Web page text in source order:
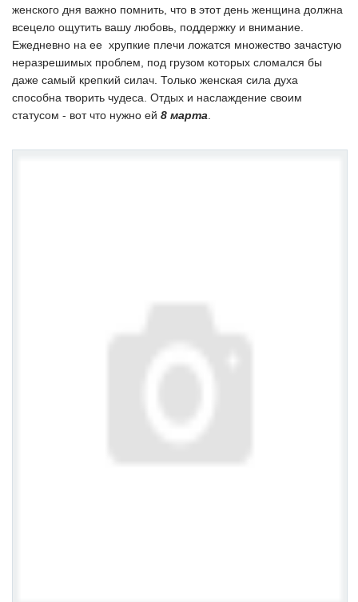
женского дня важно помнить, что в этот день женщина должна
всецело ощутить вашу любовь, поддержку и внимание.
Ежедневно на ее хрупкие плечи ложатся множество зачастую
неразрешимых проблем, под грузом которых сломался бы
даже самый крепкий силач. Только женская сила духа
способна творить чудеса. Отдых и наслаждение своим
статусом - вот что нужно ей 8 марта